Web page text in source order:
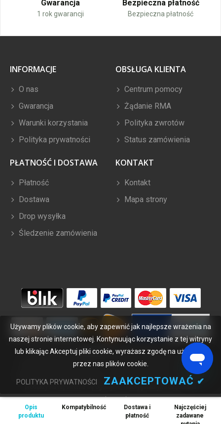
Opis
produktu
Kompatybilność
Dostawa i
płatność
Najczęściej
zadawane
Gwarancja
1 rok gwarancji
Bezpieczna płatność
Bezpieczna płatność
INFORMACJE
O nas
Gwarancja
Warunki korzystania
Polityka prywatności
OBSŁUGA KLIENTA
Centrum pomocy
Żądanie RMA
Polityka zwrotów
Status zamówienia
PŁATNOŚĆ I DOSTAWA
Płatność
Dostawa
Drop wysyłka
Śledzenie zamówienia
KONTAKT
Kontakt
Mapa strony
Copyright ©2026 bateriabuy.pl. Wszelkie prawa zastrzeżone.
Wyznaczone znaki handlowe i marki są własnością ich właścicieli.
BateriaBuy.pl nie jest powiązany z żadnymi markami OEM. Wszystkie
produkty na tej stronie są ogólnymi, nieoryginalnymi częściami
zamiennymi.
Wymienione nazwy marek i oznaczenia modeli mają jedynie na celu
Używamy plików cookie, aby zapewnić jak najlepsze wrażenia na
naszej stronie internetowej. Kontynuując korzystanie z tej witryny
lub klikając Akceptuj pliki cookie, wyrażasz zgodę na używanie
przez nas plików cookie.
POLITYKA PRYWATNOŚCI ZAAKCEPTOWAĆ ✔